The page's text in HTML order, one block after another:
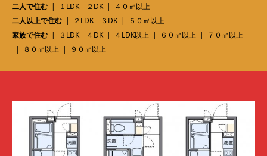
二人で住む
１LDK ２DK
４０㎡以上
二人以上で住む
２LDK ３DK
５０㎡以上
家族で住む
３LDK ４DK ４LDK以上 ６０㎡以上
７０㎡以上
８０㎡以上
９０㎡以上